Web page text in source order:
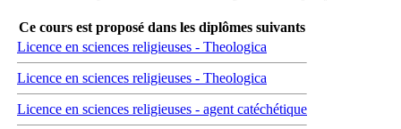
Ce cours est proposé dans les diplômes suivants
Licence en sciences religieuses - Theologica
Licence en sciences religieuses - Theologica
Licence en sciences religieuses - agent catéchétique